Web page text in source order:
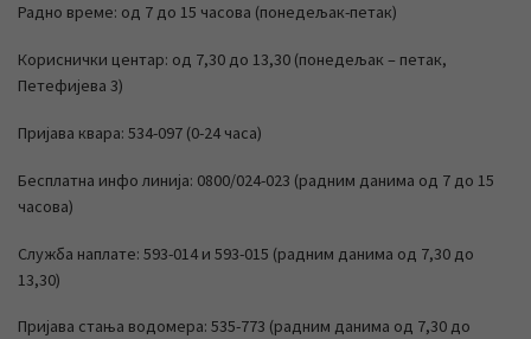
Радно време: од 7 до 15 часова (понедељак-петак)
Кориснички центар: од 7,30 до 13,30 (понедељак – петак,
Петефијева 3)
Пријава квара: 534-097 (0-24 часа)
Бесплатна инфо линија: 0800/024-023 (радним данима од 7 до 15
часова)
Служба наплате: 593-014 и 593-015 (радним данима од 7,30 до
13,30)
Пријава стања водомера: 535-773 (радним данима од 7,30 до